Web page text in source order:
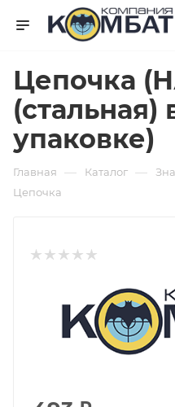
Цепочка
(стальная)
упаковке)
Главная — Каталог —
Цепочка